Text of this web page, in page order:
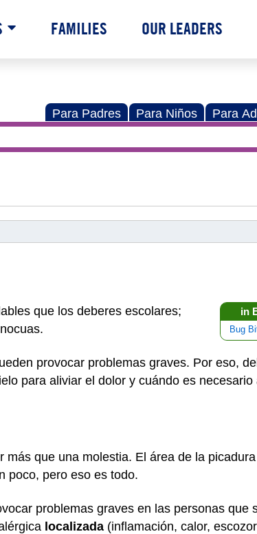
FAMILIES OUR LEADERS
Para Padres Para Niños Para
in
Bug
que los deberes escolares;
provocar problemas graves. Por eso,
para aliviar el dolor y cuándo es necesario
que una molestia. El área de la
poco, pero eso es todo.
problemas graves en las personas que
localizada (inflamación, calor,